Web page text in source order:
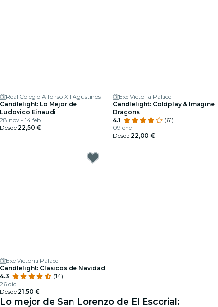
Real Colegio Alfonso XII Agustinos
Candlelight: Lo Mejor de
Ludovico Einaudi
28 nov - 14 feb
Desde 22,50 €
Exe Victoria Palace
Candlelight: Coldplay & Imagine
Dragons
4.1
(61)
09 ene
Desde 22,00 €
Exe Victoria Palace
Candlelight: Clásicos de Navidad
4.3
(14)
26 dic
Desde 21,50 €
Lo mejor de San Lorenzo de El Escorial: